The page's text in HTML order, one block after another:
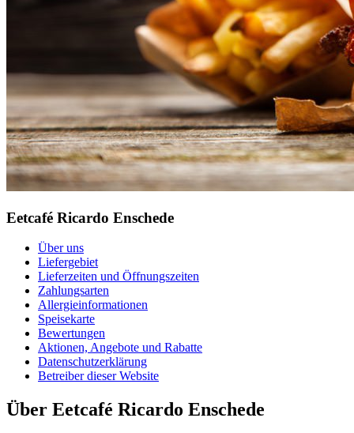
Eetcafé Ricardo Enschede
Über uns
Liefergebiet
Lieferzeiten und Öffnungszeiten
Zahlungsarten
Allergieinformationen
Speisekarte
Bewertungen
Aktionen, Angebote und Rabatte
Datenschutzerklärung
Betreiber dieser Website
Über Eetcafé Ricardo Enschede